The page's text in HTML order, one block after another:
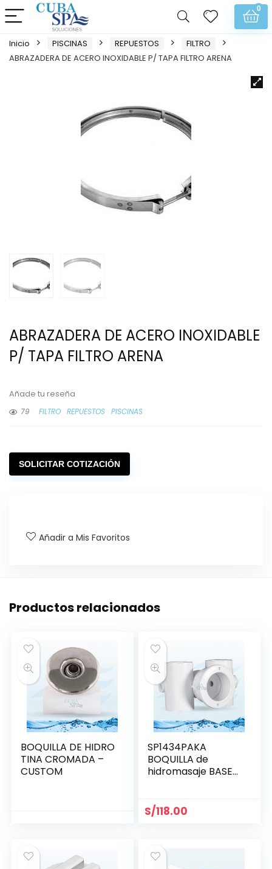
0
Inicio PISCINAS REPUESTOS
FILTRO
ABRAZADERA DE ACERO INOXIDABLE P/ TAPA FILTRO ARENA
ABRAZADERA DE ACERO INOXIDABLE
P/ TAPA FILTRO ARENA
Añade tu reseña
79
FILTRO REPUESTOS PISCINAS
SOLICITAR COTIZACIÓN
Añadir a Mis Favoritos
Productos relacionados
BOQUILLA DE HIDRO
TINA CROMADA –
CUSTOM
SP1434PAKA
BOQUILLA de
hidromasaje BASE
S/118.00